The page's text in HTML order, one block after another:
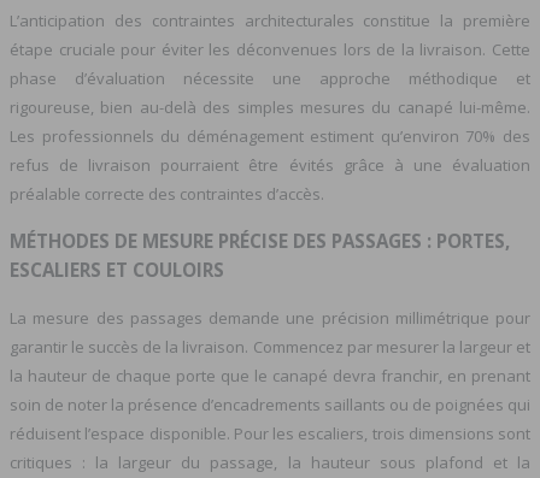
L’anticipation des contraintes architecturales constitue la première
étape cruciale pour éviter les déconvenues lors de la livraison. Cette
phase d’évaluation nécessite une approche méthodique et
rigoureuse, bien au-delà des simples mesures du canapé lui-même.
Les professionnels du déménagement estiment qu’environ 70% des
refus de livraison pourraient être évités grâce à une évaluation
préalable correcte des contraintes d’accès.
MÉTHODES DE MESURE PRÉCISE DES PASSAGES : PORTES,
ESCALIERS ET COULOIRS
La mesure des passages demande une précision millimétrique pour
garantir le succès de la livraison. Commencez par mesurer la largeur et
la hauteur de chaque porte que le canapé devra franchir, en prenant
soin de noter la présence d’encadrements saillants ou de poignées qui
réduisent l’espace disponible. Pour les escaliers, trois dimensions sont
critiques : la largeur du passage, la hauteur sous plafond et la